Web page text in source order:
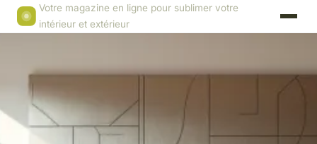
Votre magazine en ligne pour sublimer votre
intérieur et extérieur